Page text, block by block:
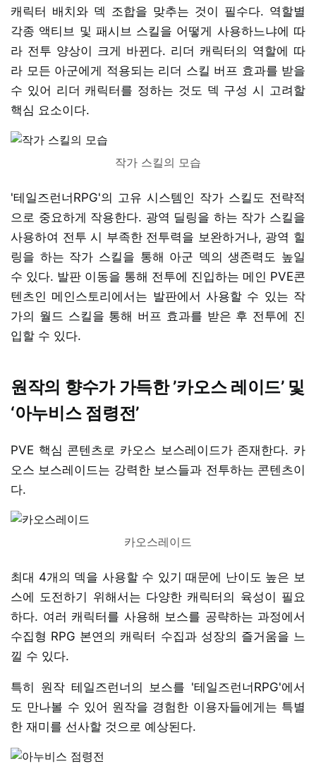
캐릭터 배치와 덱 조합을 맞추는 것이 필수다. 역할별
각종 액티브 및 패시브 스킬을 어떻게 사용하느냐에 따
라 전투 양상이 크게 바뀐다. 리더 캐릭터의 역할에 따
라 모든 아군에게 적용되는 리더 스킬 버프 효과를 받을
수 있어 리더 캐릭터를 정하는 것도 덱 구성 시 고려할
핵심 요소이다.
작가 스킬의 모습
'테일즈런너RPG'의 고유 시스템인 작가 스킬도 전략적
으로 중요하게 작용한다. 광역 딜링을 하는 작가 스킬을
사용하여 전투 시 부족한 전투력을 보완하거나, 광역 힐
링을 하는 작가 스킬을 통해 아군 덱의 생존력도 높일
수 있다. 발판 이동을 통해 전투에 진입하는 메인 PVE콘
텐츠인 메인스토리에서는 발판에서 사용할 수 있는 작
가의 월드 스킬을 통해 버프 효과를 받은 후 전투에 진
입할 수 있다.
원작의 향수가 가득한 ’카오스 레이드’ 및
‘아누비스 점령전’
PVE 핵심 콘텐츠로 카오스 보스레이드가 존재한다. 카
오스 보스레이드는 강력한 보스들과 전투하는 콘텐츠이
다.
카오스레이드
최대 4개의 덱을 사용할 수 있기 때문에 난이도 높은 보
스에 도전하기 위해서는 다양한 캐릭터의 육성이 필요
하다. 여러 캐릭터를 사용해 보스를 공략하는 과정에서
수집형 RPG 본연의 캐릭터 수집과 성장의 즐거움을 느
낄 수 있다.
특히 원작 테일즈런너의 보스를 '테일즈런너RPG'에서
도 만나볼 수 있어 원작을 경험한 이용자들에게는 특별
한 재미를 선사할 것으로 예상된다.